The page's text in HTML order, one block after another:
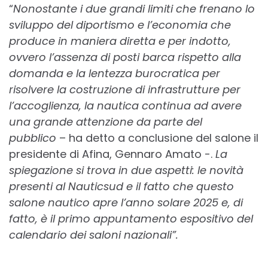
“Nonostante i due grandi limiti che frenano lo
sviluppo del diportismo e l’economia che
produce in maniera diretta e per indotto,
ovvero l’assenza di posti barca rispetto alla
domanda e la lentezza burocratica per
risolvere la costruzione di infrastrutture per
l’accoglienza, la nautica continua ad avere
una grande attenzione da parte del
pubblico – ha detto a conclusione del salone il
presidente di Afina, Gennaro Amato -. La
spiegazione si trova in due aspetti: le novità
presenti al Nauticsud e il fatto che questo
salone nautico apre l’anno solare 2025 e, di
fatto, è il primo appuntamento espositivo del
calendario dei saloni nazionali”.